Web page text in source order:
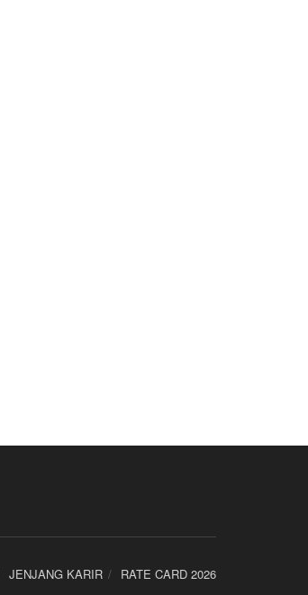
JENJANG KARIR RATE CARD 2026